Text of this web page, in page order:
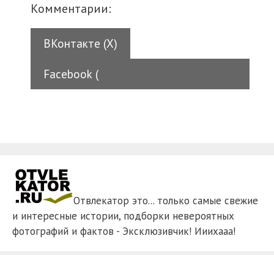
Комментарии:
ВКонтакте (X)
Facebook (
Отвлекатор это... только самые свежие
и интересные истории, подборки невероятных
фотографий и фактов - Эксклюзивчик! Ииихааа!